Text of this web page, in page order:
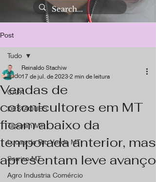
Post
Tudo
CAPA
DESTAQUES
Tapurah MT
Lucas do Rio Verde MT
Sorriso MT
Agro Industria Comércio
Tudo
Vendas de
cotonicultores em MT
ficam abaixo da
temporada anterior, mas
apresentam leve avanço
Reinaldo Stachiw
17 de jul. de 2023 2 min de leitura